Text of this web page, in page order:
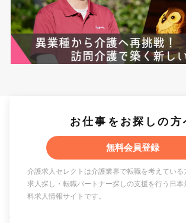
お仕事をお探しの方
無料会員登録
介護求人セレクトは介護業界で転職を考えている
求人探し・転職パートナー探しの支援を行う日本
料求人情報サイトです。